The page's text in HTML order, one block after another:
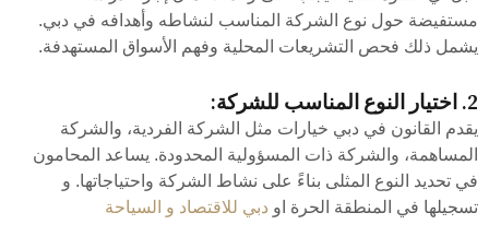
مستفيضة حول نوع الشركة المناسب لنشاطه وأهدافه في دبي.
يشمل ذلك فحص التشريعات المحلية وفهم الأسواق المستهدفة.
2. اختيار النوع المناسب للشركة:
يقدم القانون في دبي خيارات مثل الشركة الفردية، والشركة
المساهمة، والشركة ذات المسؤولية المحدودة. يساعد المحامون
في تحديد النوع المثلى بناءً على نشاط الشركة واحتياجاتها. و
تسجيلها في المنطقة الحرة او دبي للاقتصاد و السياحة